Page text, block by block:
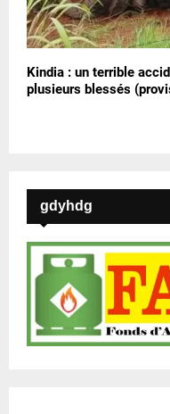
Kindia : un terrible
plusieurs blessés
gdyhdg